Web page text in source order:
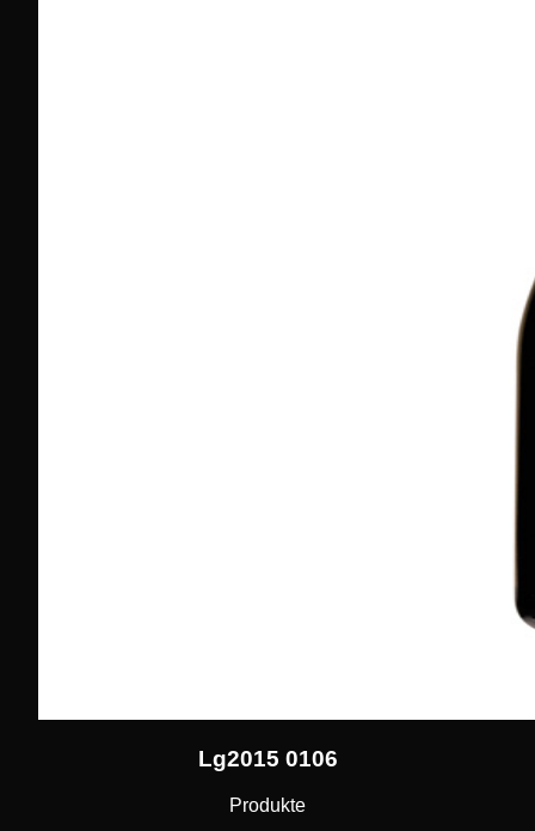
Lg2015 0106
Produkte